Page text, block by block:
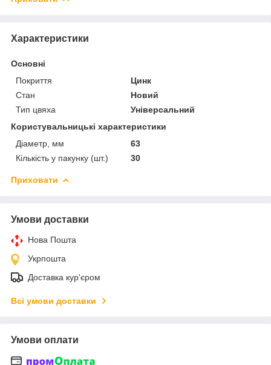
Характеристики
Основні
Покриття
Цинк
Стан
Новий
Тип цвяха
Універсальний
Користувальницькі характеристики
Діаметр, мм
63
Кількість у пакунку (шт.)
30
Приховати
Умови доставки
Нова Пошта
Укрпошта
Доставка кур'єром
Всі умови доставки
Умови оплати